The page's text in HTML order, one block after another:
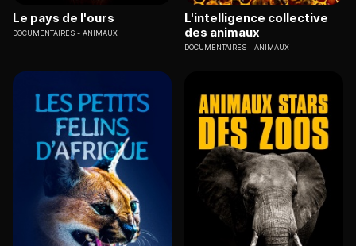
Le pays de l'ours
DOCUMENTAIRES ANIMAUX
L'intelligence collective
des animaux
DOCUMENTAIRES ANIMAUX